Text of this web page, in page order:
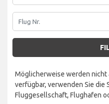
Möglicherweise werden nicht
verfügbar, verwenden Sie die
Fluggesellschaft, Flughafen